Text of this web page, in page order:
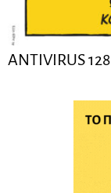
ANTIVIRUS